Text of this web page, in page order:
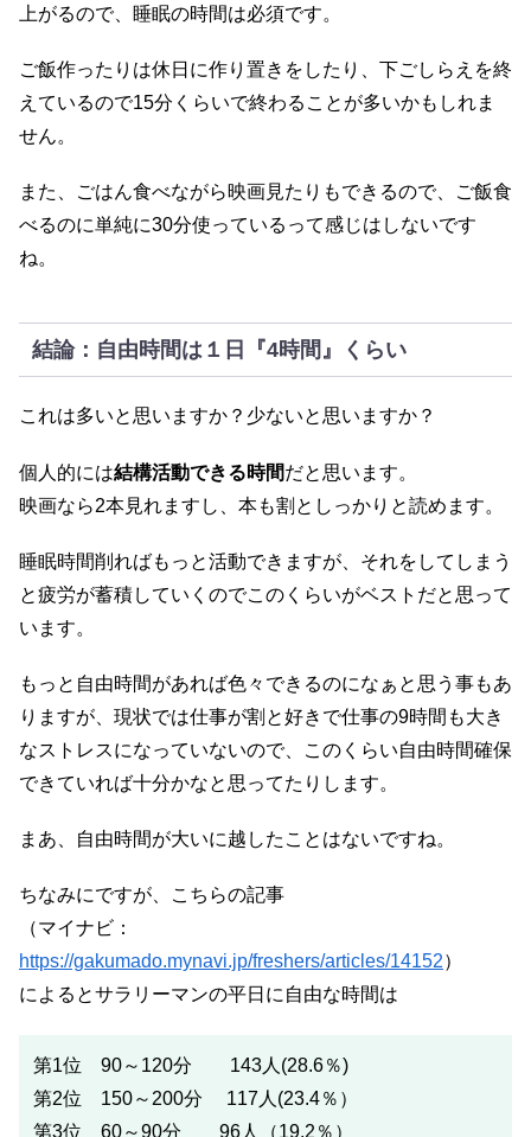
上がるので、睡眠の時間は必須です。
ご飯作ったりは休日に作り置きをしたり、下ごしらえを終
えているので15分くらいで終わることが多いかもしれま
せん。
また、ごはん食べながら映画見たりもできるので、ご飯食
べるのに単純に30分使っているって感じはしないです
ね。
結論：自由時間は１日『4時間』くらい
これは多いと思いますか？少ないと思いますか？
個人的には結構活動できる時間だと思います。
映画なら2本見れますし、本も割としっかりと読めます。
睡眠時間削ればもっと活動できますが、それをしてしまう
と疲労が蓄積していくのでこのくらいがベストだと思って
います。
もっと自由時間があれば色々できるのになぁと思う事もあ
りますが、現状では仕事が割と好きで仕事の9時間も大き
なストレスになっていないので、このくらい自由時間確保
できていれば十分かなと思ってたりします。
まあ、自由時間が大いに越したことはないですね。
ちなみにですが、こちらの記事
（マイナビ：
https://gakumado.mynavi.jp/freshers/articles/14152）
によるとサラリーマンの平日に自由な時間は
第1位 90～120分 143人(28.6％)
第2位 150～200分 117人(23.4％）
第3位 60～90分 96人（19.2％）